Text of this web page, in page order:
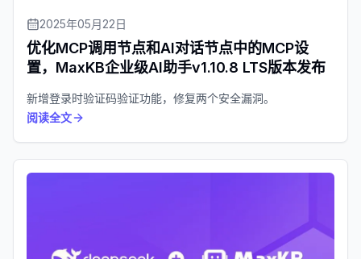
2025年05月22日
优化MCP调用节点和AI对话节点中的MCP设
置，MaxKB企业级AI助手v1.10.8 LTS版本发布
新增登录时验证码验证功能，修复两个安全漏洞。
阅读全文